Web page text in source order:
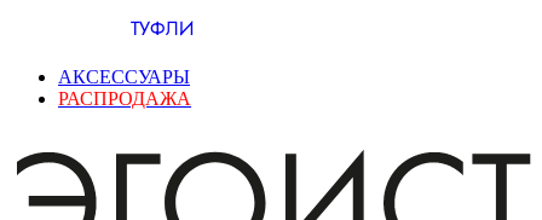
ТУФЛИ
АКСЕССУАРЫ
РАСПРОДАЖА